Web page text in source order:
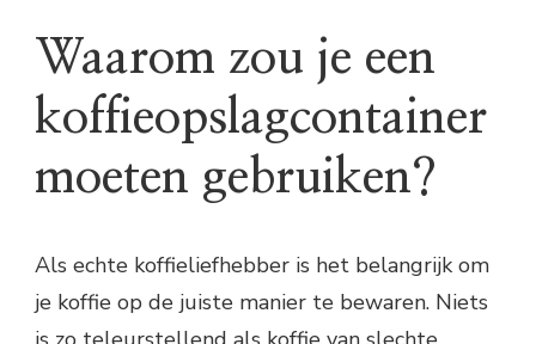
Waarom zou je een
koffieopslagcontainer
moeten gebruiken?
Als echte koffieliefhebber is het belangrijk om
je koffie op de juiste manier te bewaren. Niets